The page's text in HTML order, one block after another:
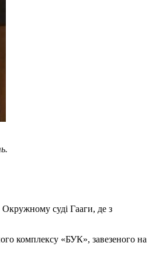
суді Гааги, де з
комплексу «БУК», завезеного на